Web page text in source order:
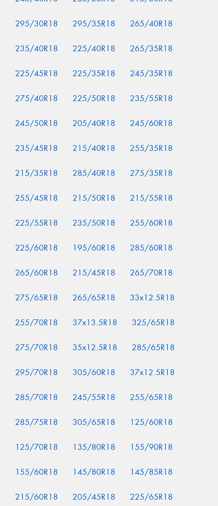
295/30R18 295/35R18 265/40R18
235/40R18 225/40R18 265/35R18
225/45R18 225/35R18 245/35R18
275/40R18 225/50R18 235/55R18
245/50R18 205/40R18 245/60R18
235/45R18 215/40R18 255/35R18
215/35R18 285/40R18 275/35R18
255/45R18 215/50R18 215/55R18
225/55R18 235/50R18 255/60R18
225/60R18 195/60R18 285/60R18
265/60R18 215/45R18 265/70R18
275/65R18 265/65R18 33x12.5R18
255/70R18 37x13.5R18 325/65R18
275/70R18 35x12.5R18 285/65R18
295/70R18 305/60R18 37x12.5R18
285/70R18 245/55R18 255/65R18
285/75R18 305/65R18 125/60R18
125/70R18 135/80R18 155/90R18
155/60R18 145/80R18 145/85R18
215/60R18 205/45R18 225/65R18